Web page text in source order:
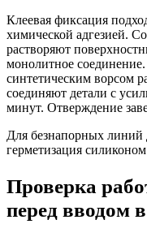
Клеевая фиксация
химической адгезией.
растворяют
монолитное
синтетическим ворсом
соединяют детали с
минут. Отверждение
Для безнапорных линий
герметизация
Проверка
перед вводом